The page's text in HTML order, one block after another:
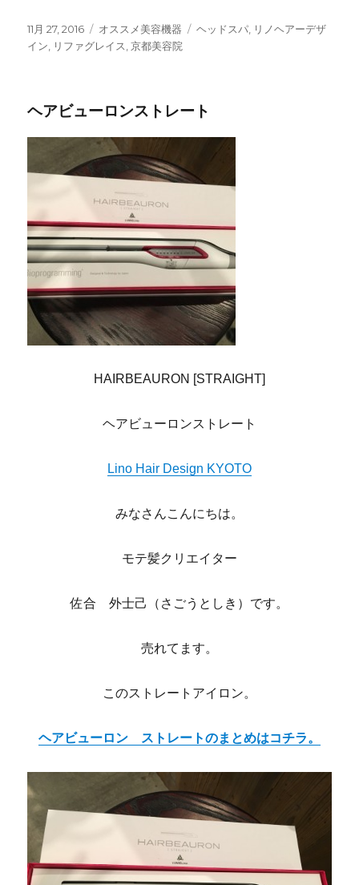
投
稿
11月 27, 2016
カ
テ
オススメ美容機器
タ
ヘッドスパ リノヘアーデザ
イン
リファグレイス ,京都美容院
ヘアビューロンストレート
HAIRBEAURON [STRAIGHT]
ヘアビューロンストレート
Lino Hair Design KYOTO
みなさんこんにちは。
モテ髪クリエイター
佐合 外士己（さごうとしき）です。
売れてます。
このストレートアイロン。
ヘアビューロン ストレートのまとめはコチラ。